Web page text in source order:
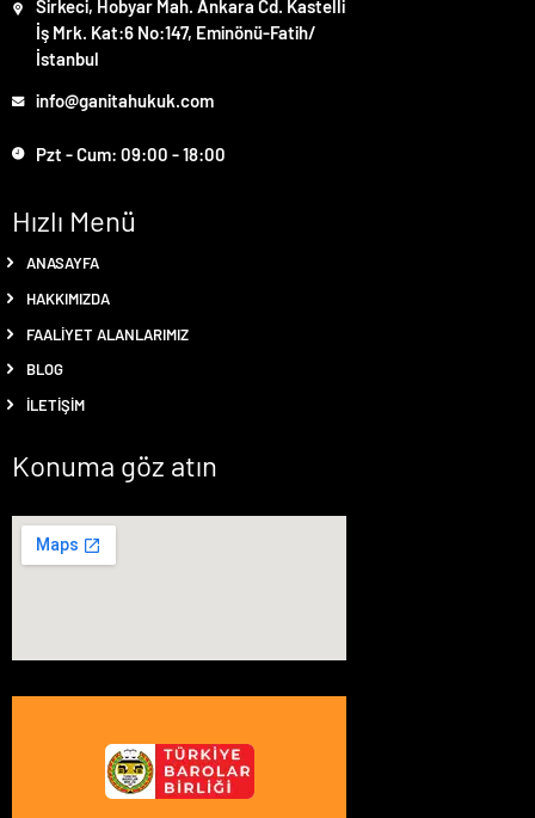
Sirkeci, Hobyar Mah. Ankara Cd. Kastelli
İş Mrk. Kat:6 No:147, Eminönü-Fatih/
İstanbul
info@ganitahukuk.com
Pzt - Cum: 09:00 - 18:00
Hızlı Menü
ANASAYFA
HAKKIMIZDA
FAALIYET ALANLARIMIZ
BLOG
İLETIŞIM
Konuma göz atın